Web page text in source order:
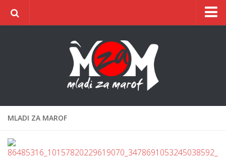
ŠIC na BIC
MLADI ZA MAROF